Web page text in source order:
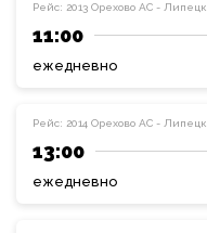
11:00
Рейс: 2013 Орехово АС - Липецк
ежедневно
13:00
Рейс: 2014 Орехово АС - Липецк
ежедневно